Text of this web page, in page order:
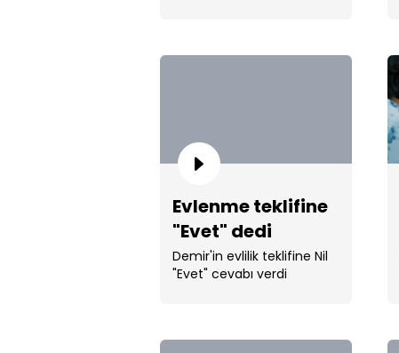
Evlenme teklifine
"Evet" dedi
Demir'in evlilik teklifine Nil
"Evet" cevabı verdi